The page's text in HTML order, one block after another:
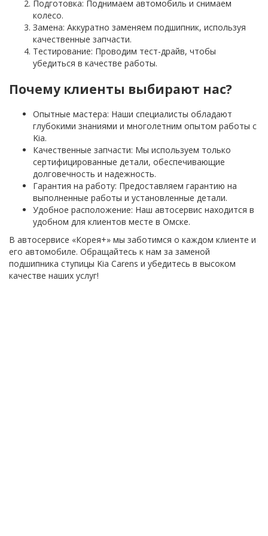
Подготовка: Поднимаем автомобиль и снимаем
колесо.
Замена: Аккуратно заменяем подшипник, используя
качественные запчасти.
Тестирование: Проводим тест-драйв, чтобы
убедиться в качестве работы.
Почему клиенты выбирают нас?
Опытные мастера: Наши специалисты обладают
глубокими знаниями и многолетним опытом работы с
Kia.
Качественные запчасти: Мы используем только
сертифицированные детали, обеспечивающие
долговечность и надежность.
Гарантия на работу: Предоставляем гарантию на
выполненные работы и установленные детали.
Удобное расположение: Наш автосервис находится в
удобном для клиентов месте в Омске.
В автосервисе «Корея+» мы заботимся о каждом клиенте и
его автомобиле. Обращайтесь к нам за заменой
подшипника ступицы Kia Carens и убедитесь в высоком
качестве наших услуг!